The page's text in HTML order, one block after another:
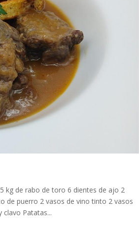
kg de rabo de toro 6 dientes de ajo 2
de puerro 2 vasos de vino tinto 2 vasos
Patatas...